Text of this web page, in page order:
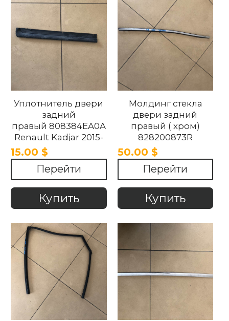
Уплотнитель двери
задний
правый 808384EA0A
Renault Kadjar 2015-
15.00 $
Перейти
Купить
Молдинг стекла
двери задний
правый ( хром)
828200873R
828200459R Renault
Kadjar 2015-2018.
50.00 $
Перейти
Купить